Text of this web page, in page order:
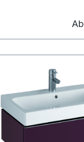
Ab